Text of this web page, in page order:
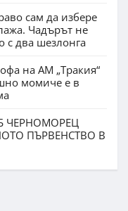
сам да избере
Чадърът не
с два шезлонга
на АМ „Тракия“
момиче е в
ЧЕРНОМОРЕЦ
ПЪРВЕНСТВО В